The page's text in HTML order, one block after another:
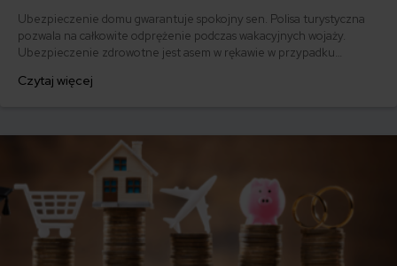
Ubezpieczenie domu gwarantuje spokojny sen. Polisa turystyczna
pozwala na całkowite odprężenie podczas wakacyjnych wojaży.
Ubezpieczenie zdrowotne jest asem w rękawie w przypadku
chroni to, co najważniejsze. Tym razem sprawdzamy jak na tle innych
Czytaj więcej